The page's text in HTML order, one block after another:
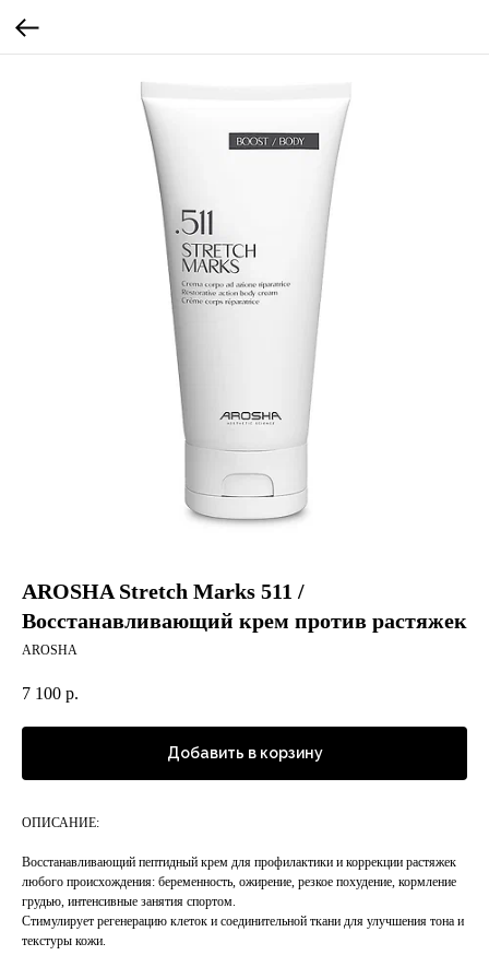
AROSHA Stretch Marks 511 /
Восстанавливающий крем против растяжек
AROSHA
7 100 р.
Добавить в корзину
ОПИСАНИЕ:
Восстанавливающий пептидный крем для профилактики и коррекции растяжек
любого происхождения: беременность, ожирение, резкое похудение, кормление
грудью, интенсивные занятия спортом.
Стимулирует регенерацию клеток и соединительной ткани для улучшения тона и
текстуры кожи.